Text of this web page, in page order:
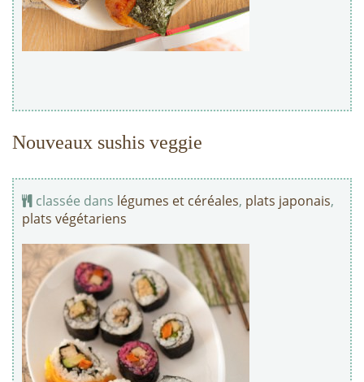
Nouveaux sushis veggie
classée dans légumes et céréales, plats japonais,
plats végétariens